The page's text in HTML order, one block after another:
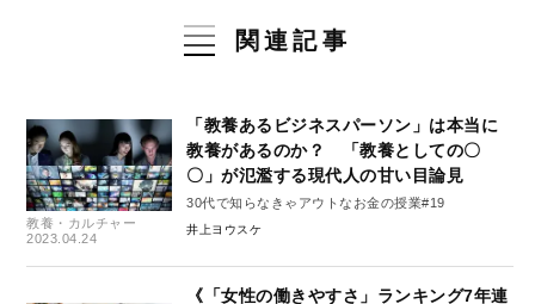
関連記事
教養・カルチャー
2023.04.24
「教養あるビジネスパーソン」は本当に
教養があるのか？ 「教養としての〇
〇」が氾濫する現代人の甘い目論見
30代で知らなきゃアウトなお金の授業#19
井上ヨウスケ
《「女性の働きやすさ」ランキング7年連